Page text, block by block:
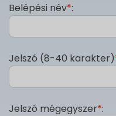
Belépési név*:
Jelszó (8-40 karakter)
Jelszó mégegyszer*: